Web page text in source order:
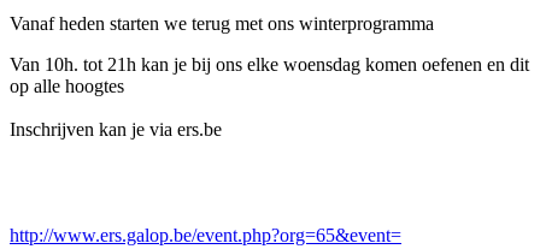
Vanaf heden starten we terug met ons winterprogramma
Van 10h. tot 21h kan je bij ons elke woensdag komen oefenen en dit
op alle hoogtes
Inschrijven kan je via ers.be
http://www.ers.galop.be/event.php?org=65&event=